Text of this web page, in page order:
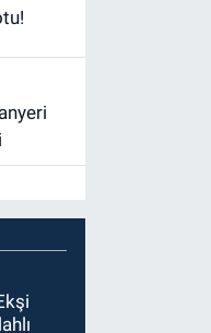
Köksal